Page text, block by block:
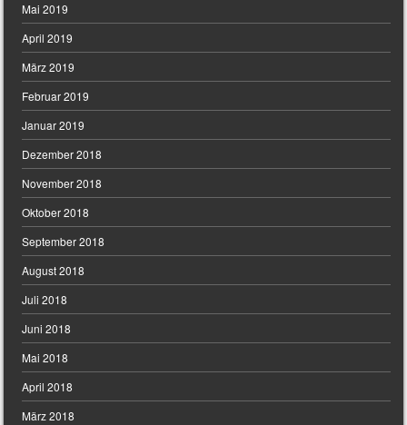
Mai 2019
April 2019
März 2019
Februar 2019
Januar 2019
Dezember 2018
November 2018
Oktober 2018
September 2018
August 2018
Juli 2018
Juni 2018
Mai 2018
April 2018
März 2018